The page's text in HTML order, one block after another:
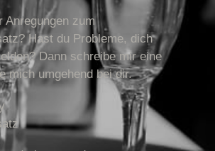
Anregungen zum
Hast du Probleme, dich
Dann schreibe mir eine
mich umgehend bei dir.